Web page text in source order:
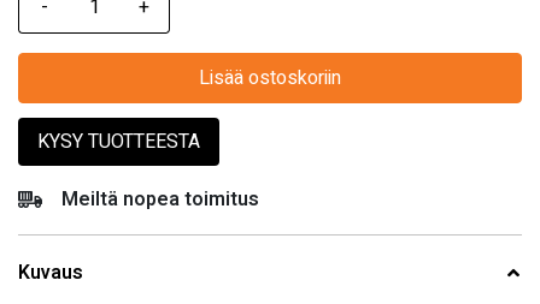
Lisää ostoskoriin
KYSY TUOTTEESTA
Meiltä nopea toimitus
Kuvaus